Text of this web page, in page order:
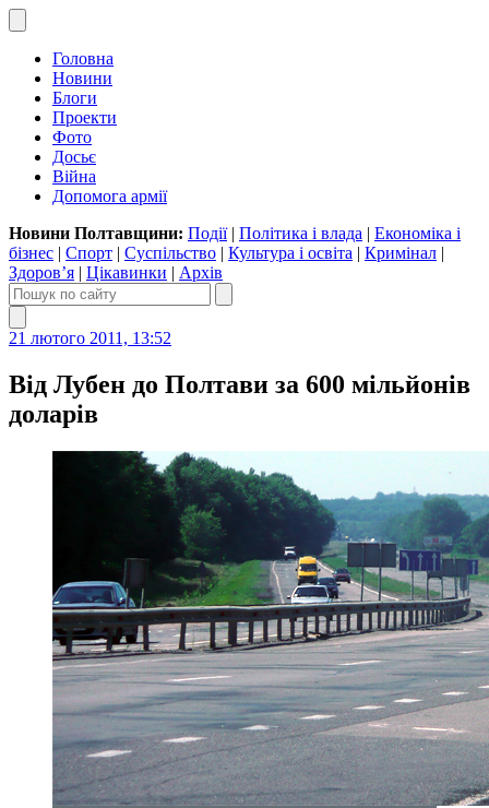
Головна
Новини
Блоги
Проекти
Фото
Досьє
Війна
Допомога армії
Новини Полтавщини: Події| Політика і влада | Економіка і
бізнес | Спорт | Суспільство | Культура і освіта | Кримінал |
Здоров’я | Цікавинки | Архів
21 лютого 2011, 13:52
Від Лубен до Полтави за 600 мільйонів
доларів